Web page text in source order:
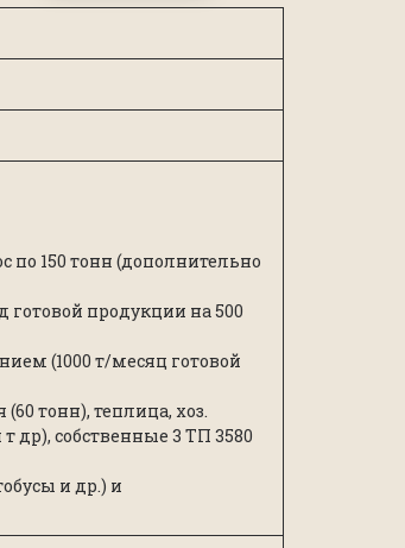
по 150 тонн (дополнительно
продукции на 500
(1000 т/месяц готовой
тонн), теплица, хоз.
др), собственные 3 ТП 3580
и др.) и